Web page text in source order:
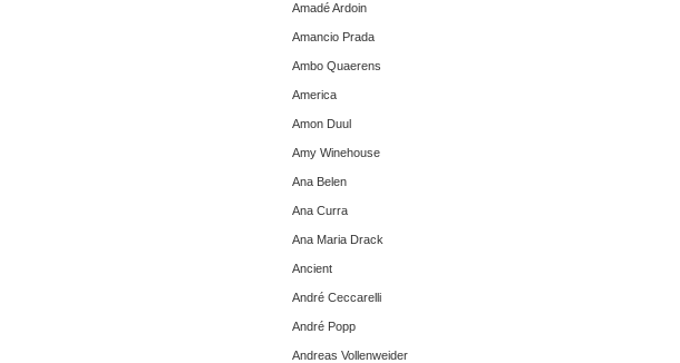
Amadé Ardoin
Amancio Prada
Ambo Quaerens
America
Amon Duul
Amy Winehouse
Ana Belen
Ana Curra
Ana Maria Drack
Ancient
André Ceccarelli
André Popp
Andreas Vollenweider